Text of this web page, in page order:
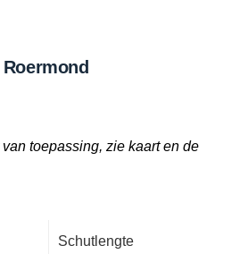
toepassing, zie kaart en de
Schutlengte